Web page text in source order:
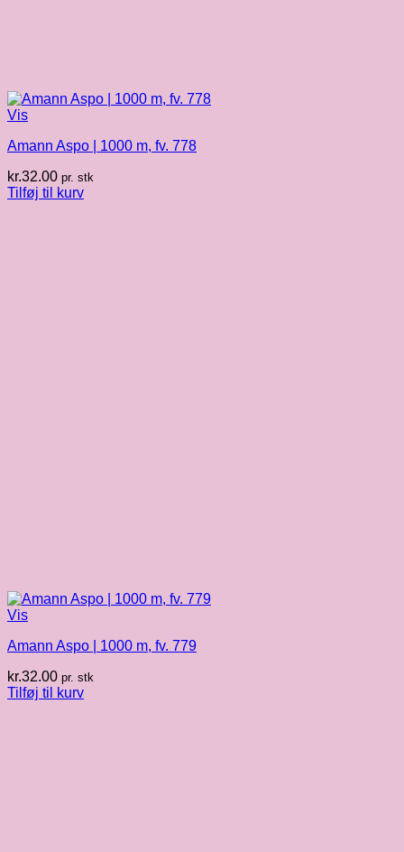
Vis
Amann Aspo | 1000 m, fv. 778
kr.32.00 pr. stk
Tilføj til kurv
Vis
Amann Aspo | 1000 m, fv. 779
kr.32.00 pr. stk
Tilføj til kurv